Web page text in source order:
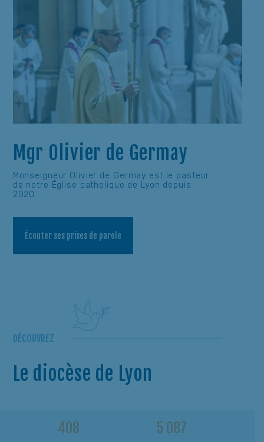
Mgr Olivier de Germay
Monseigneur Olivier de Germay est le pasteur
de notre Église catholique de Lyon depuis
2020.
Écouter ses prises de parole
DÉCOUVREZ
Le diocèse de Lyon
408 5 087